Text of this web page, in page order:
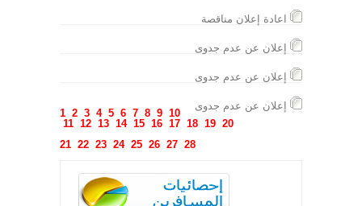
1 2 3 4 5 6 7 8 9 10
11 12 13 14 15 16 17 18 19 20
21 22 23 24 25 26 27 28